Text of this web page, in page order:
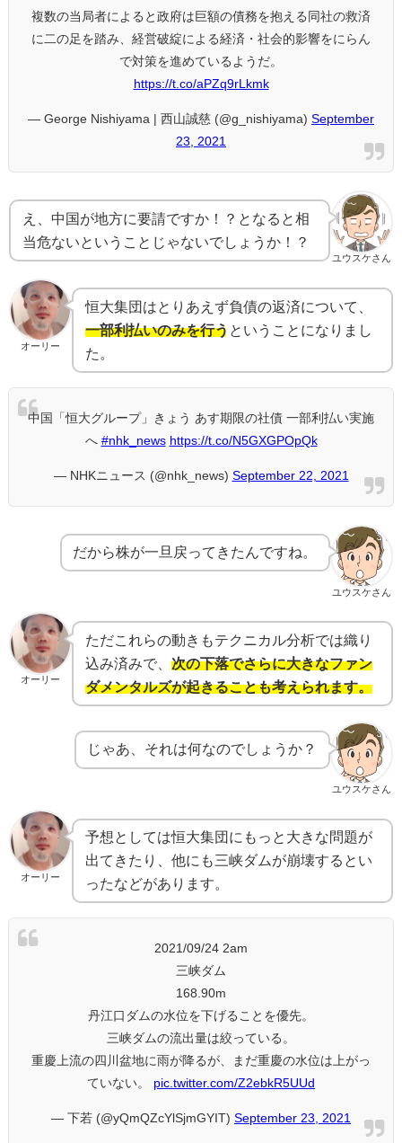
複数の当局者によると政府は巨額の債務を抱える同社の救済
に二の足を踏み、経営破綻による経済・社会的影響をにらん
で対策を進めているようだ。
https://t.co/aPZq9rLkmk
— George Nishiyama | 西山誠慈 (@g_nishiyama) September
23, 2021
ユウスケさん
え、中国が地方に要請ですか！？となると相
当危ないということじゃないでしょうか！？
オーリー
恒大集団はとりあえず負債の返済について、
一部利払いのみを行う ということになりまし
た。
中国「恒大グループ」きょう あす期限の社債 一部利払い実施
へ #nhk_news https://t.co/N5GXGPOpQk
— NHKニュース (@nhk_news) September 22, 2021
ユウスケさん
だから株が一旦戻ってきたんですね。
オーリー
ただこれらの動きもテクニカル分析では織り
込み済みで、 次の下落でさらに大きなファン
ダメンタルズが起きることも考えられます。
ユウスケさん
じゃあ、それは何なのでしょうか？
オーリー
予想としては恒大集団にもっと大きな問題が
出てきたり、他にも三峡ダムが崩壊するとい
ったなどがあります。
2021/09/24 2am
三峡ダム
168.90m
丹江口ダムの水位を下げることを優先。
三峡ダムの流出量は絞っている。
重慶上流の四川盆地に雨が降るが、まだ重慶の水位は上がっ
ていない。 pic.twitter.com/Z2ebkR5UUd
— 下若 (@yQmQZcYlSjmGYIT) September 23, 2021